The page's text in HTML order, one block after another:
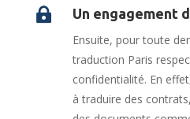
 Un engagement
Ensuite, pour toute
traduction Paris
confidentialité. En
à traduire des